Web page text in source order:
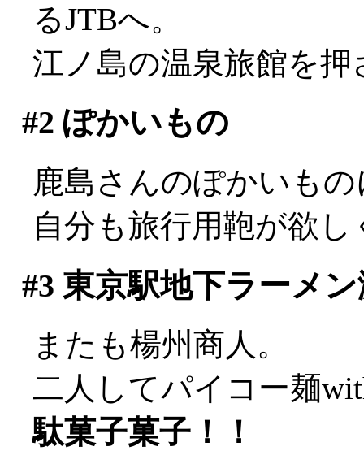
るJTBへ。
江ノ島の温泉旅館を
#2 ぽかいもの
鹿島さんのぽかいも
自分も旅行用鞄が欲
#3 東京駅地下ラーメ
またも楊州商人。
二人してパイコー麺
駄菓子菓子！！